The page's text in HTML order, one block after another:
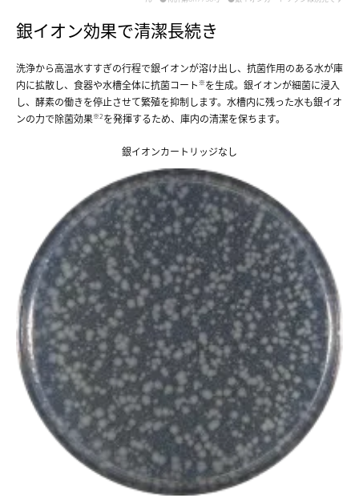
銀イオン効果で清潔長続き
洗浄から高温水すすぎの行程で銀イオンが溶け出し、抗菌作用のある水が庫
内に拡散し、食器や水槽全体に抗菌コート ※を生成。銀イオンが細菌に浸入
し、酵素の働きを停止させて繁殖を抑制します。水槽内に残った水も銀イオ
ンの力で除菌効果※2を発揮するため、庫内の清潔を保ちます。
銀イオンカートリッジなし